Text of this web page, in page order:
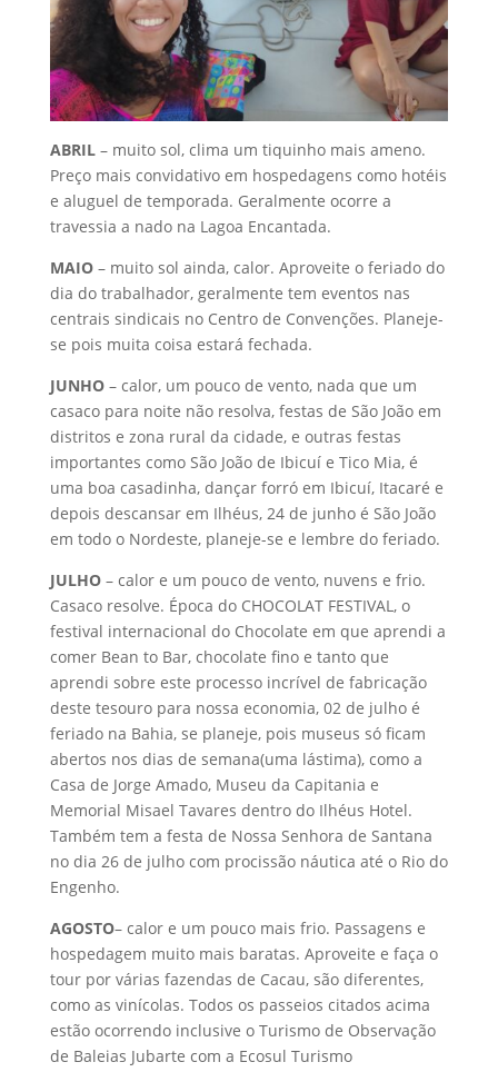
ABRIL– muito sol, clima um tiquinho mais ameno.
Preço mais convidativo em hospedagens como hotéis
e aluguel de temporada. Geralmente ocorre a
travessia a nado na Lagoa Encantada.
MAIO– muito sol ainda, calor. Aproveite o feriado do
dia do trabalhador, geralmente tem eventos nas
centrais sindicais no Centro de Convenções. Planeje-
se pois muita coisa estará fechada.
JUNHO– calor, um pouco de vento, nada que um
casaco para noite não resolva, festas de São João em
distritos e zona rural da cidade, e outras festas
importantes como São João de Ibicuí e Tico Mia, é
uma boa casadinha, dançar forró em Ibicuí, Itacaré e
depois descansar em Ilhéus, 24 de junho é São João
em todo o Nordeste, planeje-se e lembre do feriado.
JULHO – calor e um pouco de vento, nuvens e frio.
Casaco resolve. Época do CHOCOLAT FESTIVAL, o
festival internacional do Chocolate em que aprendi a
comer Bean to Bar, chocolate fino e tanto que
aprendi sobre este processo incrível de fabricação
deste tesouro para nossa economia, 02 de julho é
feriado na Bahia, se planeje, pois museus só ficam
abertos nos dias de semana(uma lástima), como a
Casa de Jorge Amado, Museu da Capitania e
Memorial Misael Tavares dentro do Ilhéus Hotel.
Também tem a festa de Nossa Senhora de Santana
no dia 26 de julho com procissão náutica até o Rio do
Engenho.
AGOSTO– calor e um pouco mais frio. Passagens e
hospedagem muito mais baratas. Aproveite e faça o
tour por várias fazendas de Cacau, são diferentes,
como as vinícolas. Todos os passeios citados acima
estão ocorrendo inclusive o Turismo de Observação
de Baleias Jubarte com a Ecosul Turismo